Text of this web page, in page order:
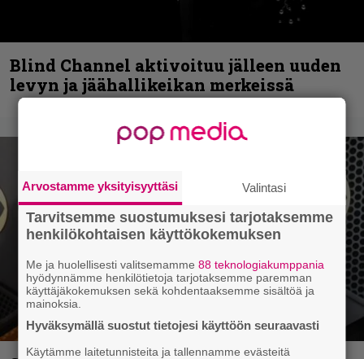
Blind Channel aktivoituu jälleen uuden
levyn ja jäähallikeikan merkeissä
Arvostamme yksityisyyttäsi Valintasi
Tarvitsemme suostumuksesi tarjotaksemme
henkilökohtaisen käyttökokemuksen
Me ja huolellisesti valitsemamme88 teknologiakumppania
hyödynnämme henkilötietoja tarjotaksemme paremman
käyttäjäkokemuksen sekä kohdentaaksemme sisältöä ja
mainoksia.
Hyväksymällä suostut tietojesi käyttöön seuraavasti
Käytämme laitetunnisteita ja tallennamme evästeitä